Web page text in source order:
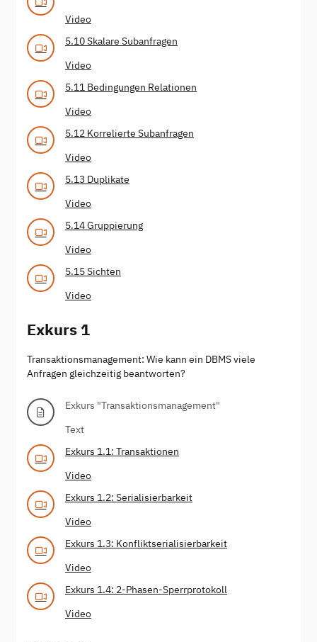
Video
5.10 Skalare Subanfragen
Video
5.11 Bedingungen Relationen
Video
5.12 Korrelierte Subanfragen
Video
5.13 Duplikate
Video
5.14 Gruppierung
Video
5.15 Sichten
Video
Exkurs 1
Transaktionsmanagement: Wie kann ein DBMS viele
Anfragen gleichzeitig beantworten?
Exkurs "Transaktionsmanagement"
Text
Exkurs 1.1: Transaktionen
Video
Exkurs 1.2: Serialisierbarkeit
Video
Exkurs 1.3: Konfliktserialisierbarkeit
Video
Exkurs 1.4: 2-Phasen-Sperrprotokoll
Video